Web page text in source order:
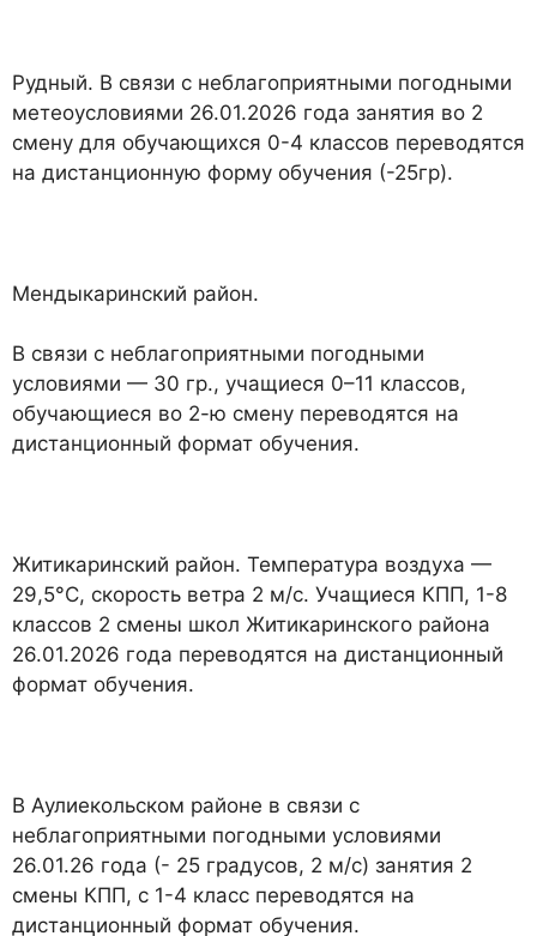
Рудный. В связи с неблагоприятными погодными
метеоусловиями 26.01.2026 года занятия во 2
смену для обучающихся 0-4 классов переводятся
на дистанционную форму обучения (-25гр).
Мендыкаринский район.
В связи с неблагоприятными погодными
условиями — 30 гр., учащиеся 0–11 классов,
обучающиеся во 2-ю смену переводятся на
дистанционный формат обучения.
Житикаринский район. Температура воздуха —
29,5°С, скорость ветра 2 м/с. Учащиеся КПП, 1-8
классов 2 смены школ Житикаринского района
26.01.2026 года переводятся на дистанционный
формат обучения.
В Аулиекольском районе в связи с
неблагоприятными погодными условиями
26.01.26 года (- 25 градусов, 2 м/с) занятия 2
смены КПП, с 1-4 класс переводятся на
дистанционный формат обучения.